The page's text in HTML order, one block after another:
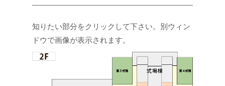
知りたい部分をクリックして下さい。別ウィン
ドウで画像が表示されます。